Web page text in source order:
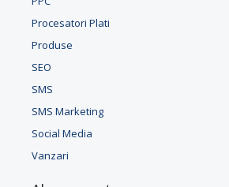
Procesatori Plati
Produse
SEO
SMS
SMS Marketing
Social Media
Vanzari